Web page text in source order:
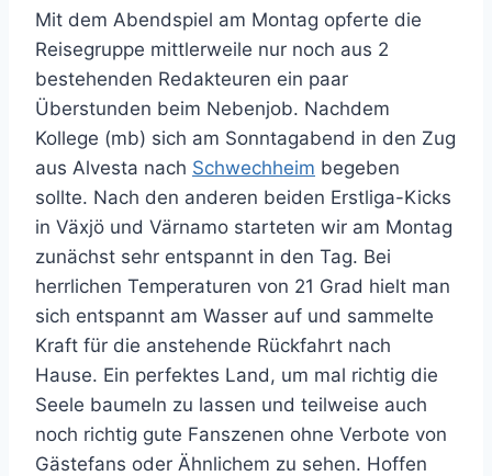
Mit dem Abendspiel am Montag opferte die
Reisegruppe mittlerweile nur noch aus 2
bestehenden Redakteuren ein paar
Überstunden beim Nebenjob. Nachdem
Kollege (mb) sich am Sonntagabend in den Zug
aus Alvesta nach Schwechheim begeben
sollte. Nach den anderen beiden Erstliga-Kicks
in Växjö und Värnamo starteten wir am Montag
zunächst sehr entspannt in den Tag. Bei
herrlichen Temperaturen von 21 Grad hielt man
sich entspannt am Wasser auf und sammelte
Kraft für die anstehende Rückfahrt nach
Hause. Ein perfektes Land, um mal richtig die
Seele baumeln zu lassen und teilweise auch
noch richtig gute Fanszenen ohne Verbote von
Gästefans oder Ähnlichem zu sehen. Hoffen